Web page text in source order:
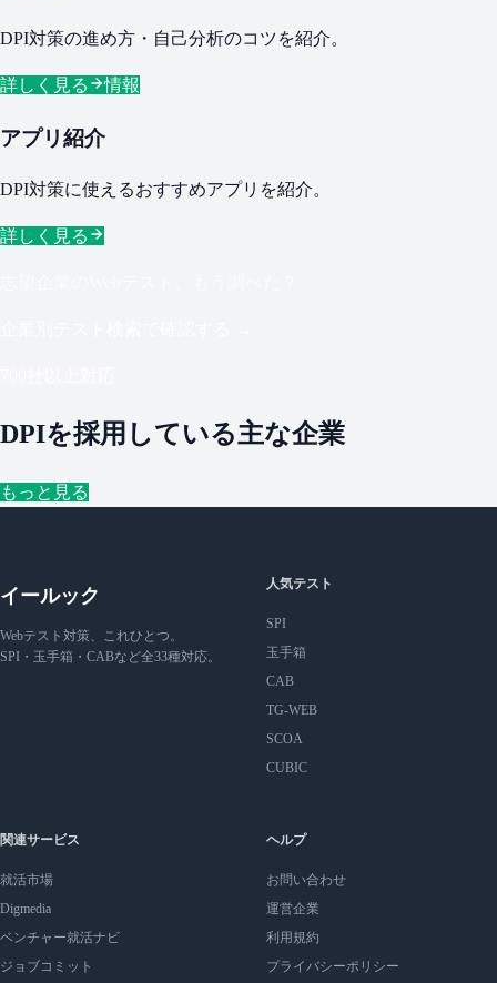
DPI対策の進め方・自己分析のコツを紹介。
詳しく見る 情報
アプリ紹介
DPI対策に使えるおすすめアプリを紹介。
詳しく見る
DPIを採用している主な企業
もっと見る
イールック
Webテスト対策、これひとつ。
SPI・玉手箱・CABなど全33種対応。
人気テスト
SPI
玉手箱
CAB
TG-WEB
SCOA
CUBIC
関連サービス
就活市場
Digmedia
ベンチャー就活ナビ
ジョブコミット
ヘルプ
お問い合わせ
運営企業
利用規約
プライバシーポリシー